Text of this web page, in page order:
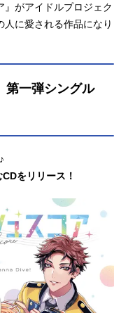
がアイドルプロジェク
人に愛される作品になり
第一弾シングル
をリリース！